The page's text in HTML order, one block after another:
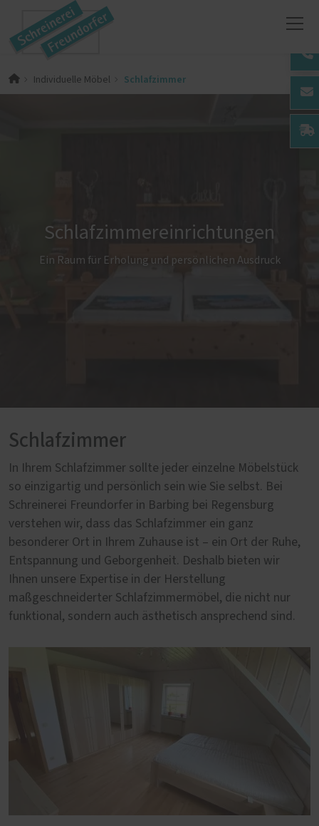
Individuelle Möbel Schlafzimmer
Schlafzimmereinrichtungen
Ein Raum für Erholung und persönlichen Ausdruck
Schlafzimmer
In Ihrem Schlafzimmer sollte jeder einzelne Möbelstück
so einzigartig und persönlich sein wie Sie selbst. Bei
Schreinerei Freundorfer in Barbing bei Regensburg
verstehen wir, dass das Schlafzimmer ein ganz
besonderer Ort in Ihrem Zuhause ist – ein Ort der Ruhe,
Entspannung und Geborgenheit. Deshalb bieten wir
Ihnen unsere Expertise in der Herstellung
maßgeschneiderter Schlafzimmermöbel, die nicht nur
funktional, sondern auch ästhetisch ansprechend sind.